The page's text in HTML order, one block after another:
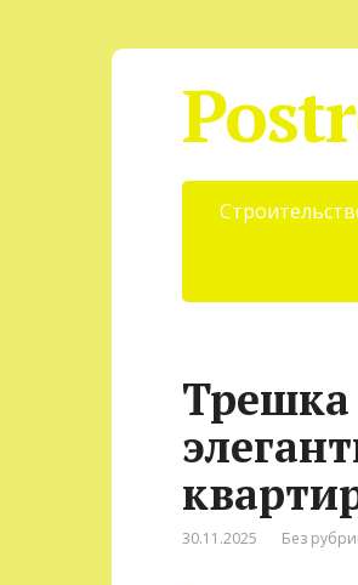
Трешка
30.11.2025 Без